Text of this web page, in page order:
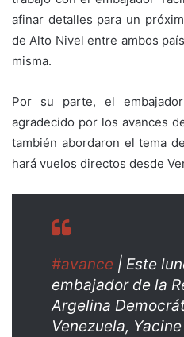
afinar detalles para un
de Alto Nivel entre ambos
misma.
Por su parte, el embajador
agradecido por los avances
también abordaron el tema
hará vuelos directos desde
#avance | Este
embajador de la
Argelina
Venezuela,